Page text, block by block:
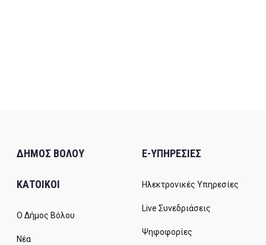
ΔΗΜΟΣ ΒΟΛΟΥ
ΚΑΤΟΙΚΟΙ
Ο Δήμος Βόλου
Νέα
E-ΥΠΗΡΕΣΙΕΣ
Ηλεκτρονικές Υπηρεσίες
Live Συνεδριάσεις
Ψηφοφορίες